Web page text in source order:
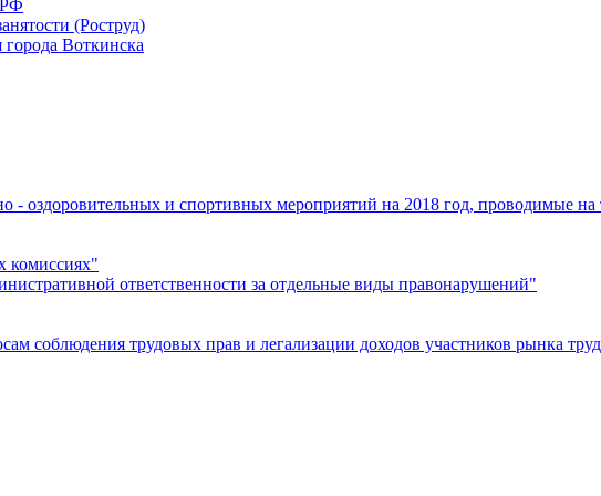
(Роструд)
города Воткинска
- оздоровительных и спортивных мероприятий на 2018 год, проводимые
комиссиях"
ответственности за отдельные виды правонарушений"
соблюдения трудовых прав и легализации доходов участников рынка